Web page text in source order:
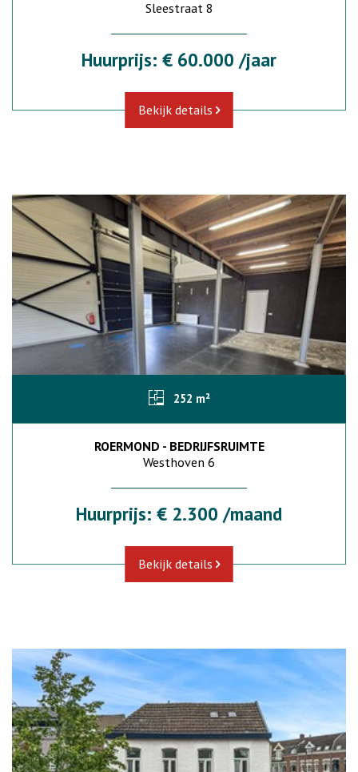
Sleestraat 8
Huurprijs: € 60.000 /jaar
Bekijk details
252 m²
ROERMOND - BEDRIJFSRUIMTE
Westhoven 6
Huurprijs: € 2.300 /maand
Bekijk details